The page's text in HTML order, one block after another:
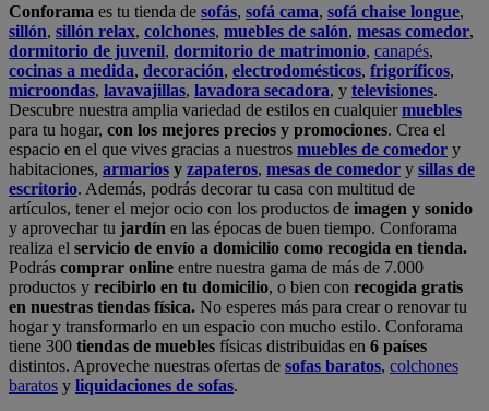
Conforama es tu tienda de sofás, sofá cama, sofá chaise longue,
sillón, sillón relax, colchones, muebles de salón, mesas comedor,
dormitorio de juvenil, dormitorio de matrimonio, canapés,
cocinas a medida, decoración, electrodomésticos, frigoríficos,
microondas, lavavajillas, lavadora secadora, y televisiones.
Descubre nuestra amplia variedad de estilos en cualquiermuebles
para tu hogar, con los mejores precios y promociones. Crea el
espacio en el que vives gracias a nuestros muebles de comedor y
habitaciones, armarios y zapateros, mesas de comedor y sillas de
escritorio. Además, podrás decorar tu casa con multitud de
artículos, tener el mejor ocio con los productos de imagen y sonido
y aprovechar tu jardín en las épocas de buen tiempo. Conforama
realiza el servicio de envío a domicilio como recogida en tienda.
Podrás comprar online entre nuestra gama de más de 7.000
productos y recibirlo en tu domicilio, o bien con recogida gratis
en nuestras tiendas física. No esperes más para crear o renovar tu
hogar y transformarlo en un espacio con mucho estilo. Conforama
tiene 300 tiendas de muebles físicas distribuidas en 6 países
distintos. Aproveche nuestras ofertas de sofas baratos, colchones
baratos y liquidaciones de sofas.